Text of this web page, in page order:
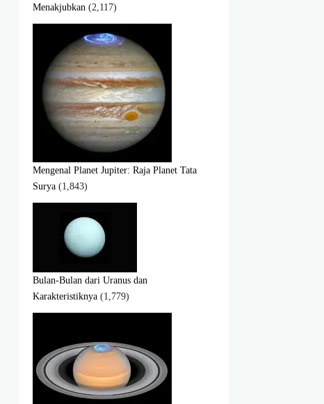
Menakjubkan (2,117)
Mengenal Planet Jupiter: Raja Planet Tata
Surya (1,843)
Bulan-Bulan dari Uranus dan
Karakteristiknya (1,779)